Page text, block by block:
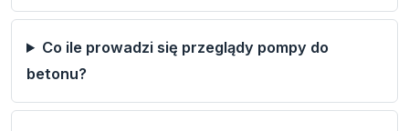
Co ile prowadzi się przeglądy pompy do
betonu?